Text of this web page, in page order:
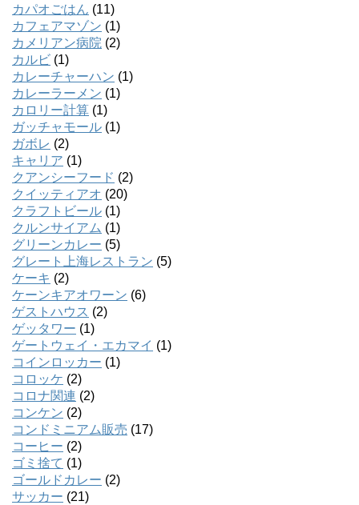
カパオごはん (11)
カフェアマゾン (1)
カメリアン病院 (2)
カルビ (1)
カレーチャーハン (1)
カレーラーメン (1)
カロリー計算 (1)
ガッチャモール (1)
ガボレ (2)
キャリア (1)
クアンシーフード (2)
クイッティアオ (20)
クラフトビール (1)
クルンサイアム (1)
グリーンカレー (5)
グレート上海レストラン (5)
ケーキ (2)
ケーンキアオワーン (6)
ゲストハウス (2)
ゲッタワー (1)
ゲートウェイ・エカマイ (1)
コインロッカー (1)
コロッケ (2)
コロナ関連 (2)
コンケン (2)
コンドミニアム販売 (17)
コーヒー (2)
ゴミ捨て (1)
ゴールドカレー (2)
サッカー (21)